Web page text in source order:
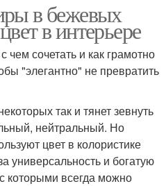
в бежевых
в интерьере
чем сочетать и как грамотно
"элегантно" не превратить
так и тянет зевнуть
нейтральный. Но
цвет в колористике
универсальность и богатую
которыми всегда можно